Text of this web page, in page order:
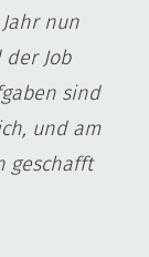
nun
Job
sind
und am
geschafft